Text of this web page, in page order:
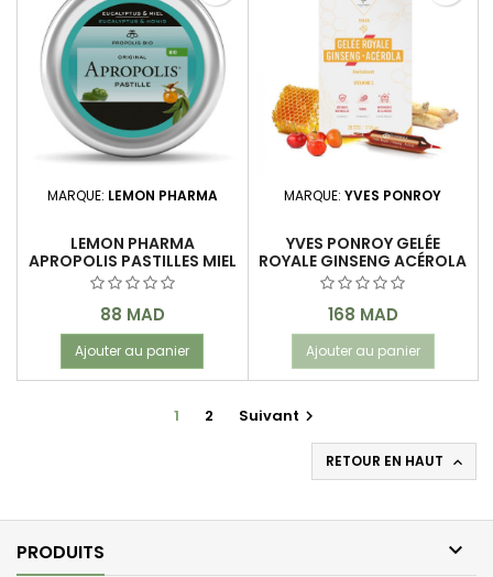
MARQUE: LEMON PHARMA
LEMON PHARMA
APROPOLIS PASTILLES MIEL
& EUCALYPTUS 40 G
Prix
88 MAD
Ajouter au panier
MARQUE:YVES PONROY
YVES PONROY GELÉE
ROYALE GINSENG ACÉROLA
20 AMPOULES
Prix
168 MAD
Ajouter au panier
1 2 Suivant 
RETOUR EN HAUT 
PRODUITS 